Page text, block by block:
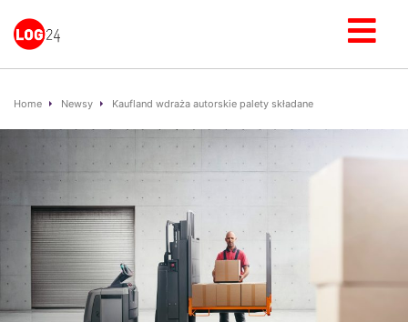
Home Newsy Kaufland wdraża autorskie palety składane